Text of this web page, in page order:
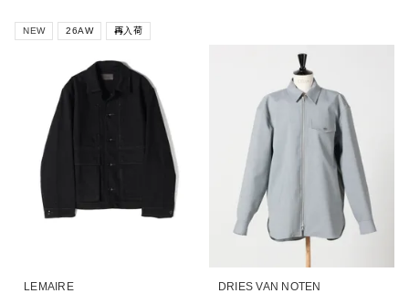
NEW 26AW 再入荷
LEMAIRE
DRIES VAN NOTEN